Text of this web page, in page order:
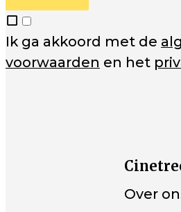
Ik ga akkoord met de
voorwaarden en het
Over